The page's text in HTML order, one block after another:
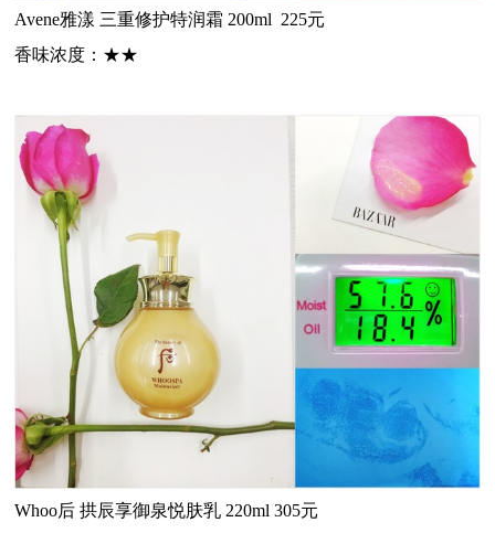
Avene雅漾 三重修护特润霜 200ml 225元
香味浓度： ★★
Whoo后 拱辰享御泉悦肤乳 220ml 305元